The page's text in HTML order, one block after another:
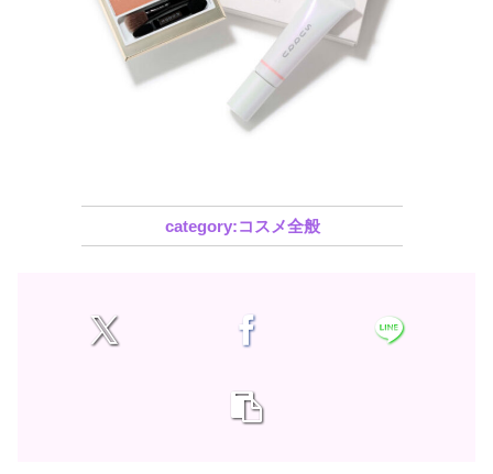
コスメ全般